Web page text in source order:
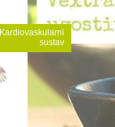
Kardiovaskularni
sustav